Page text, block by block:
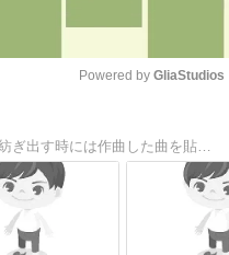
Powered by GliaStudios
自分の興味の趣くままに、文字を紡ぎ出す時には作曲した曲を貼り付けたりもします。